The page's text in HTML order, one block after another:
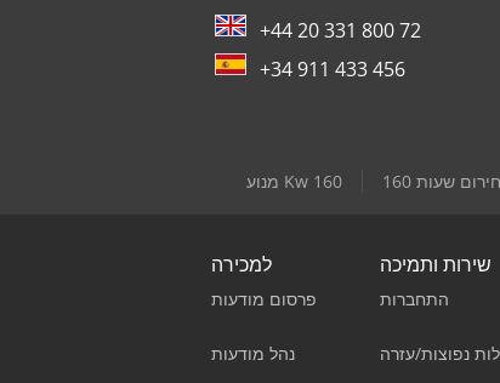
+44 20 331 800 72
+34 911 433 456
מנוע Kw 160
למכירה
פרסום מודעות
נהל מודעות
שירות ותמיכה
התחברות
נפוצות/עזרה